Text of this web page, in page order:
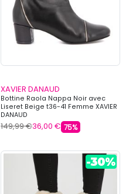
XAVIER DANAUD
Bottine Raola Nappa Noir avec
Liseret Beige t36-41 Femme XAVIER
DANAUD
149,99 €36,00 € 75%